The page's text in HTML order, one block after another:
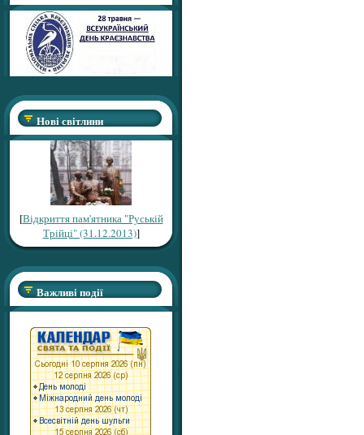
Нові світлини
[Відкриття пам'ятника "Руській
Трійці" (31.12.2013)]
Важливі події